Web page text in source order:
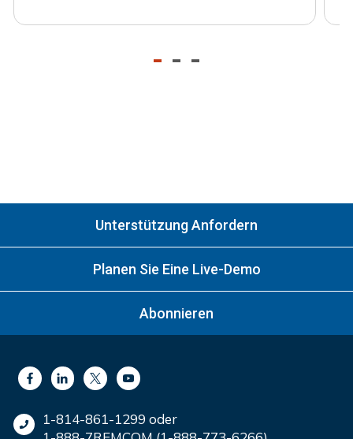
- - -
Unterstützung Anfordern
Planen Sie Eine Live-Demo
Abonnieren
1-814-861-1299 oder